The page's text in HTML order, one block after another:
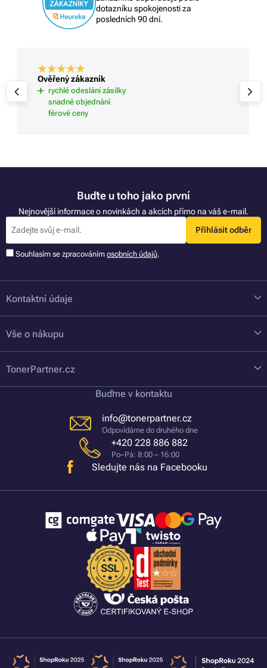
dotazníku spokojenosti za
posledních 90 dní.
Ověřený zákazník
rychlé odeslání zásilky
snadné objednání
férové ceny
Buďte u toho jako první
Nejnovější informace o novinkách a akcích přímo na váš e-mail.
Přihlásit odběr
Souhlasím se zpracováním osobních údajů.
Kontaktní údaje
Vše o nákupu
TonerPartner.cz
Buďme v kontaktu
info@tonerpartner.cz
Odpovídáme do druhého dne
+420 228 886 882
Po–Pá: 8:00 – 16:00
Sledujte nás na Facebooku